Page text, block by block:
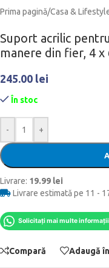
Prima pagină/Casa &
Suport acrilic
manere din fier, 4 x
245.00 lei
În stoc
- +
Livrare: 19.99 lei
Livrare estimată pe 11 -
Solicitați mai multe
Compară Adaugă